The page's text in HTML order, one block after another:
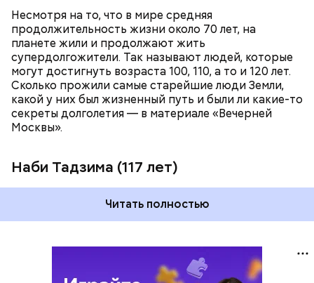
Несмотря на то, что в мире средняя
продолжительность жизни около 70 лет, на
планете жили и продолжают жить
супердолгожители. Так называют людей, которые
могут достигнуть возраста 100, 110, а то и 120 лет.
Сколько прожили самые старейшие люди Земли,
какой у них был жизненный путь и были ли какие-то
секреты долголетия — в материале «Вечерней
Москвы».
Наби Тадзима (117 лет)
Фото: public domain
Читать полностью